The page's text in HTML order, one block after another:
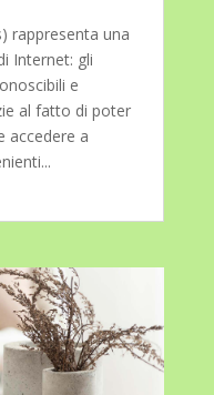
rappresenta una
Internet: gli
e
al fatto di poter
accedere a